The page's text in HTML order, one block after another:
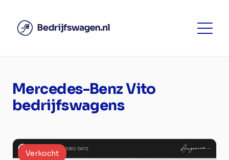
Mercedes-Benz Vito
bedrijfswagens
Verkocht